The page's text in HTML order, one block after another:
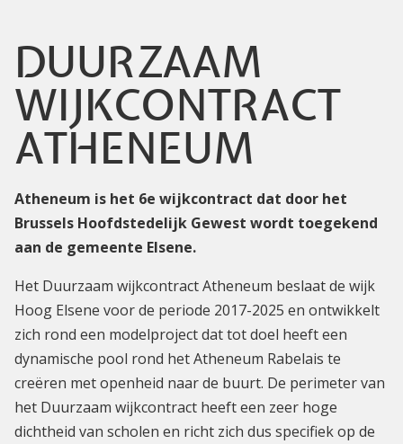
DUURZAAM
WIJKCONTRACT
ATHENEUM
Atheneum is het 6e wijkcontract dat door het
Brussels Hoofdstedelijk Gewest wordt toegekend
aan de gemeente Elsene.
Het Duurzaam wijkcontract Atheneum beslaat de wijk
Hoog Elsene voor de periode 2017-2025 en ontwikkelt
zich rond een modelproject dat tot doel heeft een
dynamische pool rond het Atheneum Rabelais te
creëren met openheid naar de buurt. De perimeter van
het Duurzaam wijkcontract heeft een zeer hoge
dichtheid van scholen en richt zich dus specifiek op de